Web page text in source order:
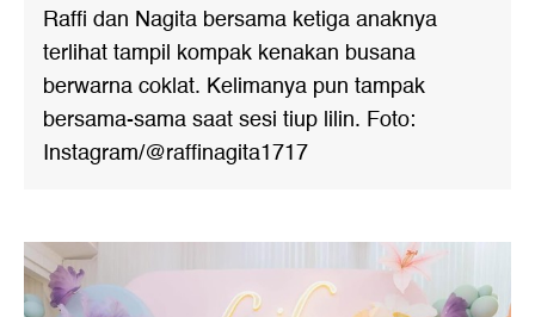
Raffi dan Nagita bersama ketiga anaknya
terlihat tampil kompak kenakan busana
berwarna coklat. Kelimanya pun tampak
bersama-sama saat sesi tiup lilin. Foto:
Instagram/@raffinagita1717